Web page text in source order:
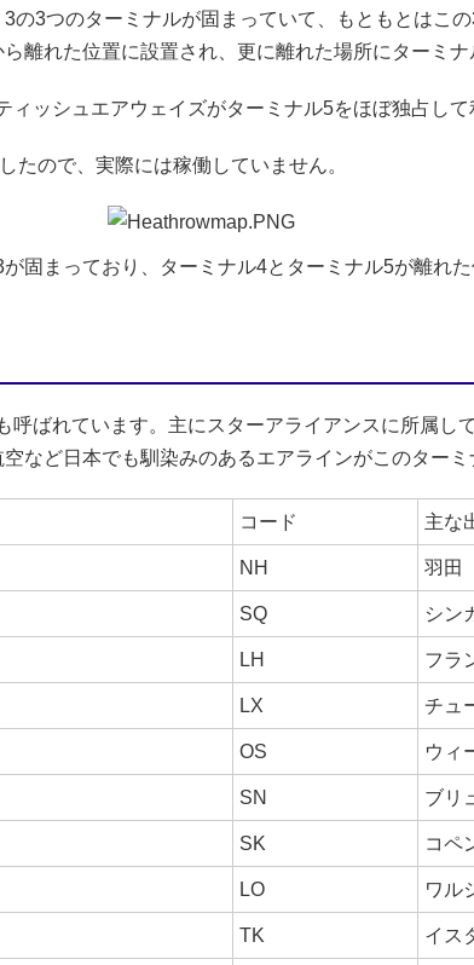
の3つのターミナルが固まっていて、もともとはこ
離れた位置に設置され、更に離れた場所にターミナ
ッシュエアウェイズがターミナル5をほぼ独占して
たので、実際には稼働していません。
固まっており、ターミナル4とターミナル5が離れた
ばれています。主にスターアライアンスに所属し
など日本でも馴染みのあるエアラインがこのターミ
コード 主な
NH 羽田
SQ シン
LH フラ
LX チュ
OS ウィ
SN ブリ
SK コペ
LO ワル
TK イス